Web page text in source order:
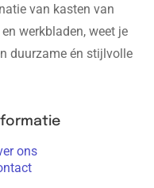
van kasten van
werkbladen, weet je
duurzame én stijlvolle
ons